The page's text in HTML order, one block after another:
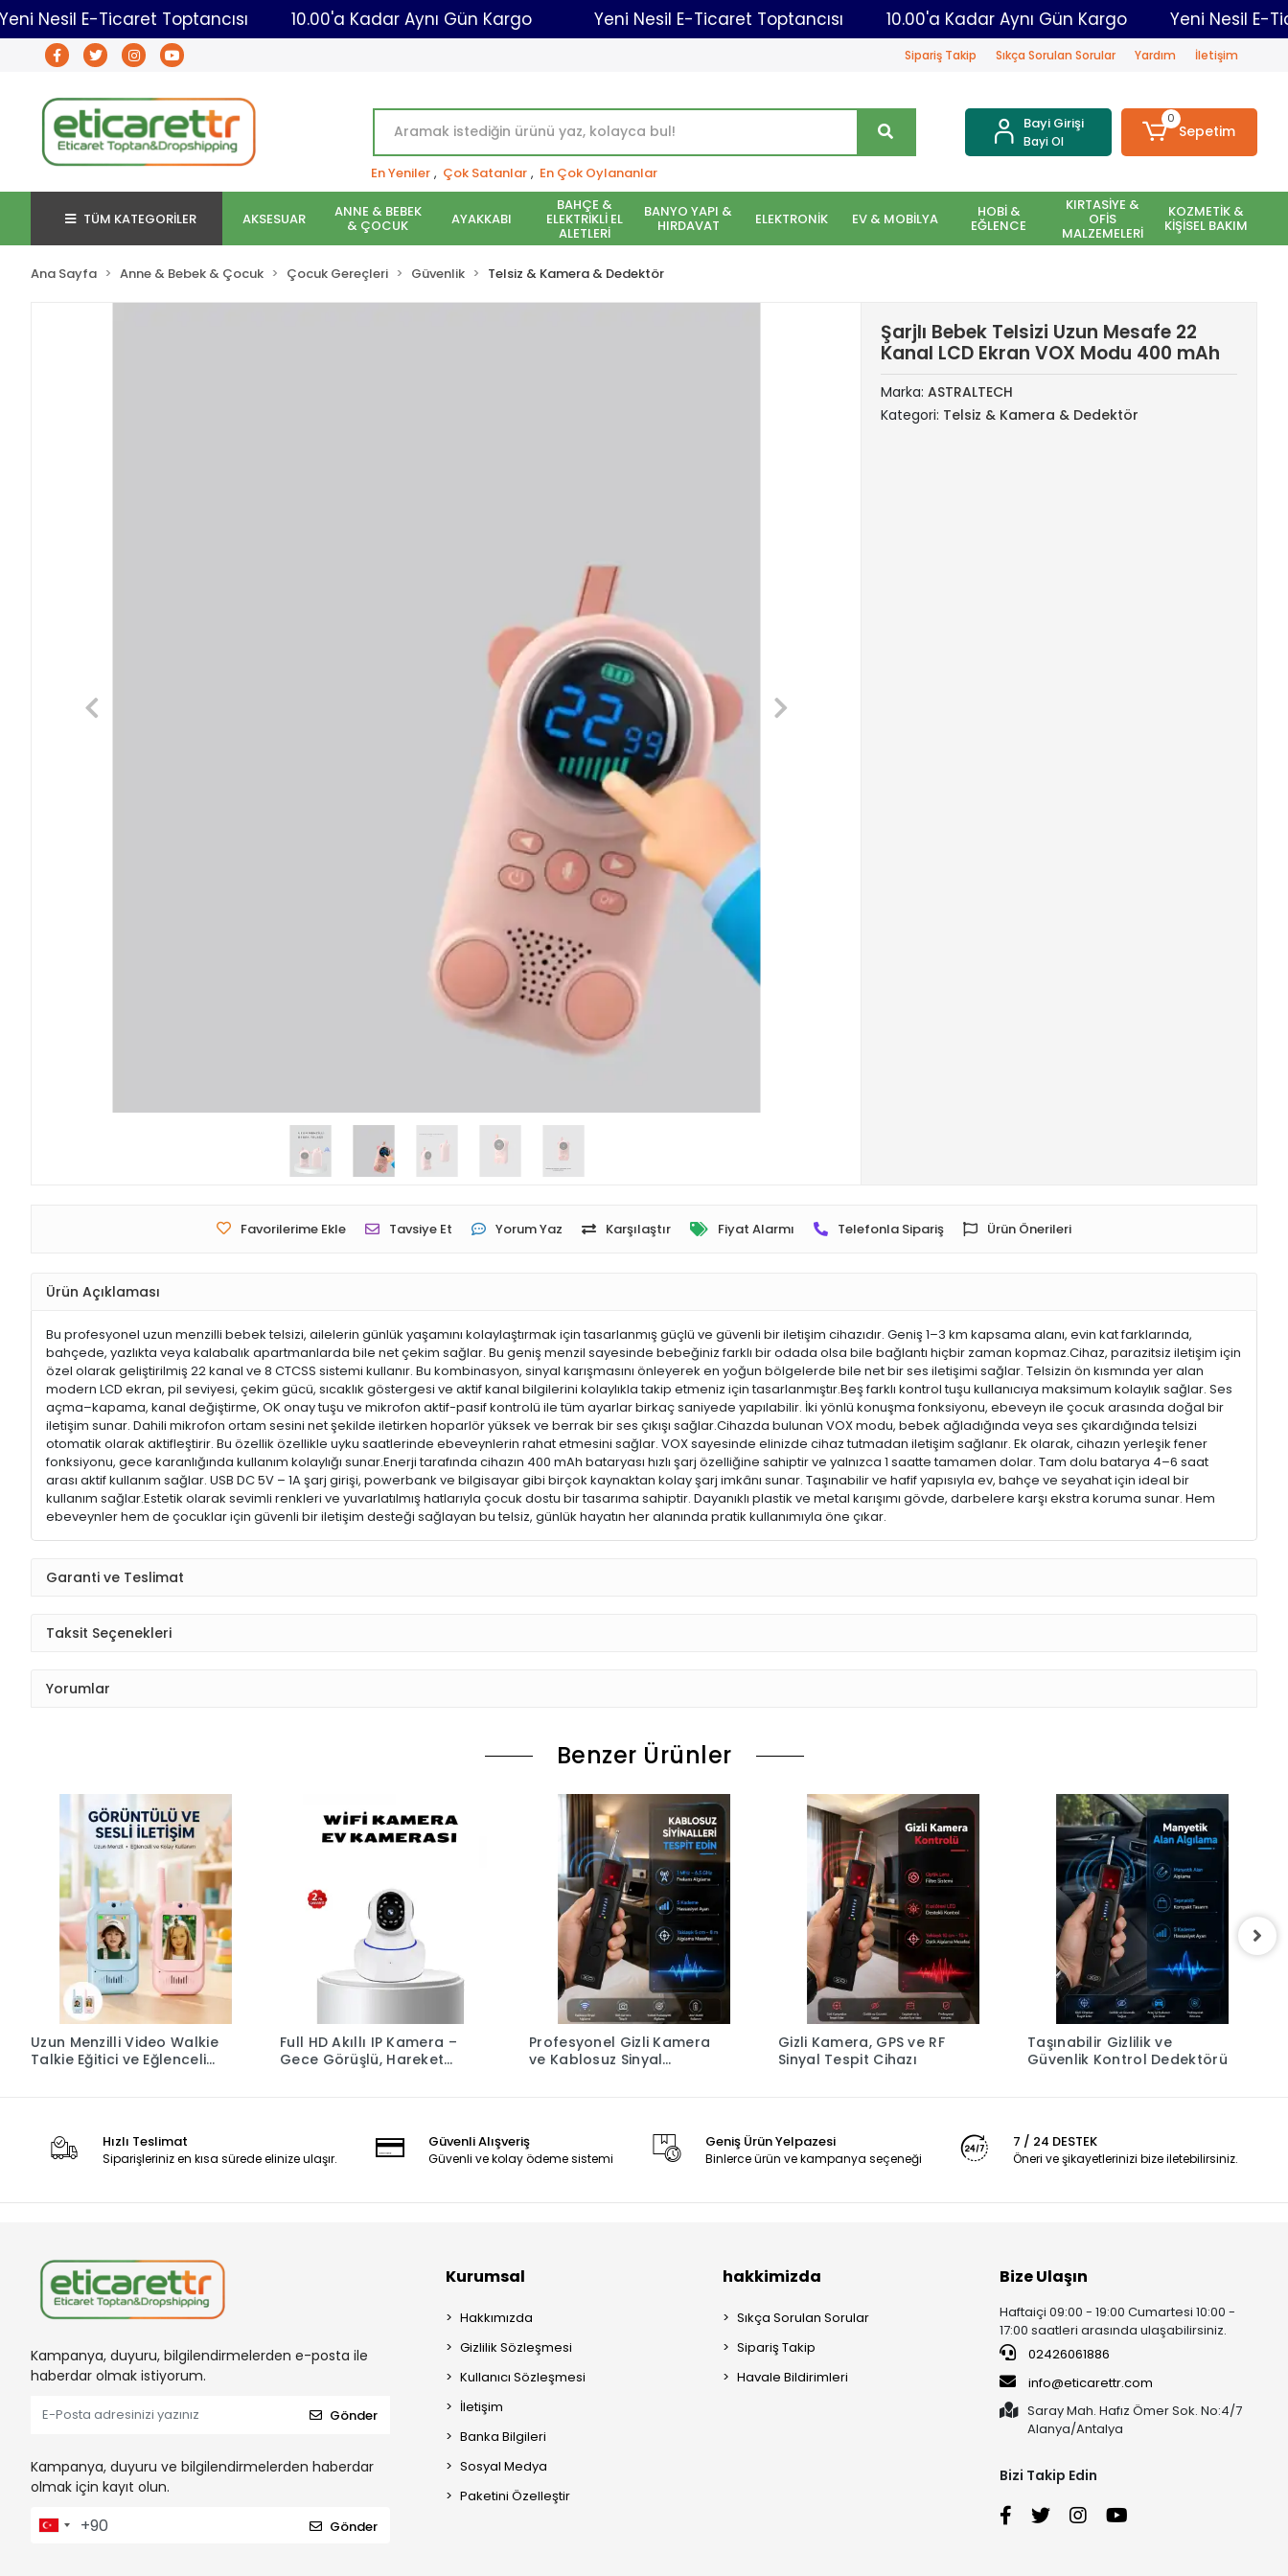
Yeni Nesil E-Ticaret Toptancısı 10.00'a Kadar Aynı Gün Kargo Yeni Nesil E-Ticaret Toptancısı 10.00'a Kadar Aynı Gün Kargo Yeni
Sipariş Takip Sıkça Sorulan Sorular Yardım İletişim
En Yeniler , Çok Satanlar , En Çok Oylananlar
Bayi Girişi
Bayi Ol
0
Sepetim
TÜM KATEGORİLER AKSESUAR ANNE & BEBEK
& ÇOCUK AYAKKABI
BAHÇE &
ELEKTRİKLİ EL
ALETLERİ
BANYO YAPI &
HIRDAVAT ELEKTRONİK EV & MOBİLYA HOBİ &
EĞLENCE
KIRTASİYE &
OFİS
MALZEMELERİ
KOZMETİK &
KİŞİSEL BAKIM
Ana Sayfa Anne & Bebek & Çocuk Çocuk Gereçleri Güvenlik Telsiz & Kamera & Dedektör
Şarjlı Bebek Telsizi Uzun Mesafe 22
Kanal LCD Ekran VOX Modu 400 mAh
Marka:ASTRALTECH
Kategori: Telsiz & Kamera & Dedektör
Favorilerime Ekle Tavsiye Et Yorum Yaz Karşılaştır Fiyat Alarmı Telefonla Sipariş Ürün Önerileri
Ürün Açıklaması
Bu profesyonel uzun menzilli bebek telsizi, ailelerin günlük yaşamını kolaylaştırmak için tasarlanmış güçlü ve güvenli bir iletişim cihazıdır. Geniş 1–3 km kapsama alanı, evin kat farklarında,
bahçede, yazlıkta veya kalabalık apartmanlarda bile net çekim sağlar. Bu geniş menzil sayesinde bebeğiniz farklı bir odada olsa bile bağlantı hiçbir zaman kopmaz.Cihaz, parazitsiz iletişim için
özel olarak geliştirilmiş 22 kanal ve 8 CTCSS sistemi kullanır. Bu kombinasyon, sinyal karışmasını önleyerek en yoğun bölgelerde bile net bir ses iletişimi sağlar. Telsizin ön kısmında yer alan
modern LCD ekran, pil seviyesi, çekim gücü, sıcaklık göstergesi ve aktif kanal bilgilerini kolaylıkla takip etmeniz için tasarlanmıştır.Beş farklı kontrol tuşu kullanıcıya maksimum kolaylık sağlar. Ses
açma–kapama, kanal değiştirme, OK onay tuşu ve mikrofon aktif-pasif kontrolü ile tüm ayarlar birkaç saniyede yapılabilir. İki yönlü konuşma fonksiyonu, ebeveyn ile çocuk arasında doğal bir
iletişim sunar. Dahili mikrofon ortam sesini net şekilde iletirken hoparlör yüksek ve berrak bir ses çıkışı sağlar.Cihazda bulunan VOX modu, bebek ağladığında veya ses çıkardığında telsizi
otomatik olarak aktifleştirir. Bu özellik özellikle uyku saatlerinde ebeveynlerin rahat etmesini sağlar. VOX sayesinde elinizde cihaz tutmadan iletişim sağlanır. Ek olarak, cihazın yerleşik fener
fonksiyonu, gece karanlığında kullanım kolaylığı sunar.Enerji tarafında cihazın 400 mAh bataryası hızlı şarj özelliğine sahiptir ve yalnızca 1 saatte tamamen dolar. Tam dolu batarya 4–6 saat
arası aktif kullanım sağlar. USB DC 5V – 1A şarj girişi, powerbank ve bilgisayar gibi birçok kaynaktan kolay şarj imkânı sunar. Taşınabilir ve hafif yapısıyla ev, bahçe ve seyahat için ideal bir
kullanım sağlar.Estetik olarak sevimli renkleri ve yuvarlatılmış hatlarıyla çocuk dostu bir tasarıma sahiptir. Dayanıklı plastik ve metal karışımı gövde, darbelere karşı ekstra koruma sunar. Hem
ebeveynler hem de çocuklar için güvenli bir iletişim desteği sağlayan bu telsiz, günlük hayatın her alanında pratik kullanımıyla öne çıkar.
Garanti ve Teslimat
Taksit Seçenekleri
Yorumlar
Benzer Ürünler
Uzun Menzilli Video Walkie
Talkie Eğitici ve Eğlenceli
Full HD Akıllı IP Kamera –
Gece Görüşlü, Hareket
Profesyonel Gizli Kamera
ve Kablosuz Sinyal
Gizli Kamera, GPS ve RF
Sinyal Tespit Cihazı
Taşınabilir Gizlilik ve
Güvenlik Kontrol Dedektörü
Hızlı Teslimat
Siparişleriniz en kısa sürede elinize ulaşır.
Güvenli Alışveriş
Güvenli ve kolay ödeme sistemi
Geniş Ürün Yelpazesi
Binlerce ürün ve kampanya seçeneği
7 / 24 DESTEK
Öneri ve şikayetlerinizi bize iletebilirsiniz.
Kampanya, duyuru, bilgilendirmelerden e-posta ile
haberdar olmak istiyorum.
Gönder
Kampanya, duyuru ve bilgilendirmelerden haberdar
olmak için kayıt olun.
Gönder
Kurumsal
Hakkımızda
Gizlilik Sözleşmesi
Kullanıcı Sözleşmesi
İletişim
Banka Bilgileri
Sosyal Medya
Paketini Özelleştir
hakkimizda
Sıkça Sorulan Sorular
Sipariş Takip
Havale Bildirimleri
Bize Ulaşın
Haftaiçi 09:00 - 19:00 Cumartesi 10:00 -
17:00 saatleri arasında ulaşabilirsiniz.
02426061886
info@eticarettr.com
Saray Mah. Hafız Ömer Sok. No:4/7
Alanya/Antalya
Bizi Takip Edin